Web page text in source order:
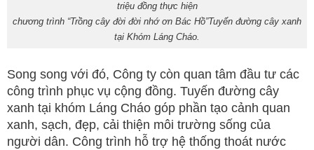
triệu đồng thực hiện
chương trình “Trồng cây đời đời nhớ ơn Bác Hồ”Tuyến đường cây xanh
tại Khóm Láng Cháo.
Song song với đó, Công ty còn quan tâm đầu tư các
công trình phục vụ cộng đồng. Tuyến đường cây
xanh tại khóm Láng Cháo góp phần tạo cảnh quan
xanh, sạch, đẹp, cải thiện môi trường sống của
người dân. Công trình hỗ trợ hệ thống thoát nước